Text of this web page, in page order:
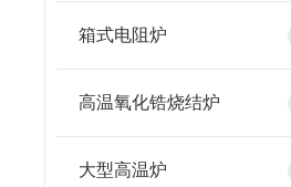
箱式电阻炉
高温氧化锆烧结炉
大型高温炉